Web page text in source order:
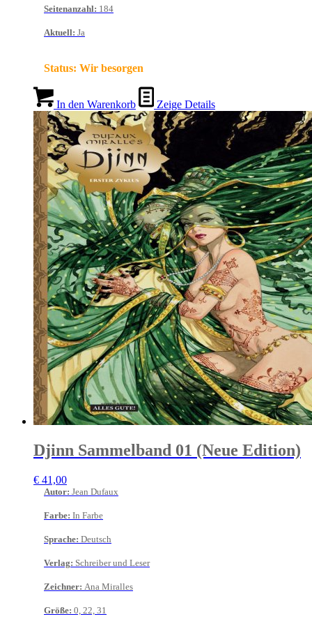
Seitenanzahl: 184
Aktuell: Ja
Status: Wir besorgen
In den Warenkorb Zeige Details
Djinn Sammelband 01 (Neue Edition)
€ 41,00
Autor: Jean Dufaux
Farbe: In Farbe
Sprache: Deutsch
Verlag: Schreiber und Leser
Zeichner: Ana Miralles
Größe: 0, 22, 31